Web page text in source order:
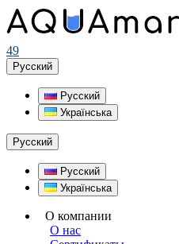
49
Русский
Русский
Українська
Русский
Русский
Українська
О компании
О нас